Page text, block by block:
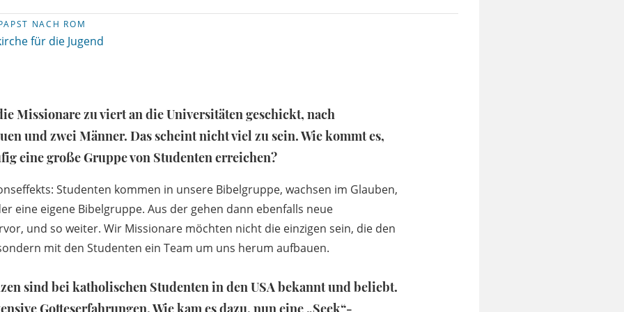
NACH ROM
für die Jugend
Missionare zu viert an die Universitäten geschickt, nach
und zwei Männer. Das scheint nicht viel zu sein. Wie kommt es,
eine große Gruppe von Studenten erreichen?
Studenten kommen in unsere Bibelgruppe, wachsen im Glauben,
eine eigene Bibelgruppe. Aus der gehen dann ebenfalls neue
und so weiter. Wir Missionare möchten nicht die einzigen sein, die den
mit den Studenten ein Team um uns herum aufbauen.
sind bei katholischen Studenten in den USA bekannt und beliebt.